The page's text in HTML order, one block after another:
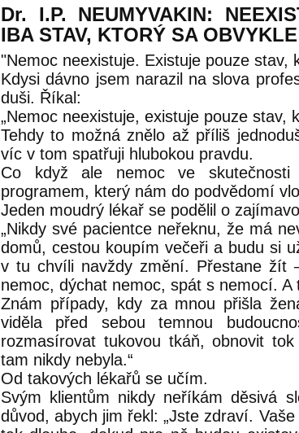
Dr. I.P. NEUMYVAKIN:
IBA STAV, KTORÝ SA
"Nemoc neexistuje. Existuje pouze stav,
Kdysi dávno jsem narazil na slova
duši. Říkal:
„Nemoc neexistuje, existuje pouze stav,
Tehdy to možná znělo až příliš
víc v tom spatřuji hlubokou pravdu.
Co když ale nemoc ve
programem, který nám do podvědomí
Jeden moudrý lékař se podělil o
„Nikdy své pacientce neřeknu, že má
domů, cestou koupím večeři a budu si
v tu chvíli navždy změní. Přestane žít
nemoc, dýchat nemoc, spát s nemocí.
Znám případy, kdy za mnou přišla
viděla před sebou temnou
rozmasírovat tukovou tkáň, obnovit
tam nikdy nebyla.“
Od takových lékařů se učím.
Svým klientům nikdy neříkám děsivá
důvod, abych jim řekl: „Jste zdraví.